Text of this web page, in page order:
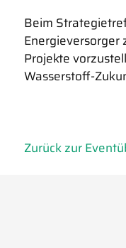
Beim
Energieversorger
Projekte
Wasserstoff-
Zurück zur